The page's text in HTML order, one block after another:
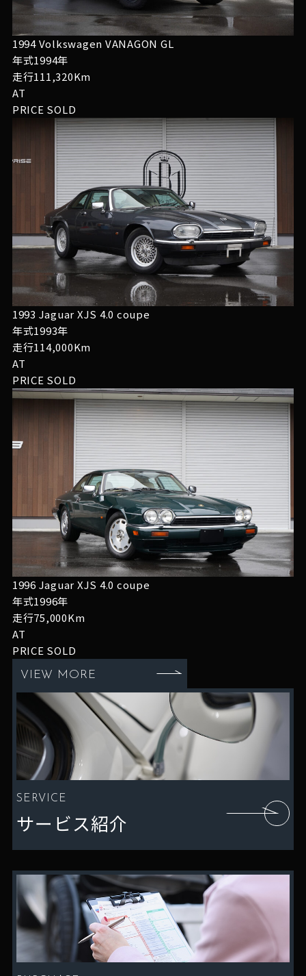
1994 Volkswagen VANAGON GL
年式1994年
走行111,320Km
AT
PRICE SOLD
1993 Jaguar XJS 4.0 coupe
年式1993年
走行114,000Km
AT
PRICE SOLD
1996 Jaguar XJS 4.0 coupe
年式1996年
走行75,000Km
AT
PRICE SOLD
VIEW MORE
SERVICE
サービス紹介